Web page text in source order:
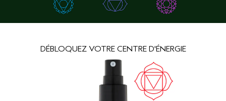
SÉRUM POUR LES CHEVEUX
CUIR CHEVELU SENSIBLE
ROSEMARY MINT
PURE ABUNDANCE
TOUTES LES COLLECTIONS
DÉBLOQUEZ VOTRE CENTRE D'ÉNERGIE